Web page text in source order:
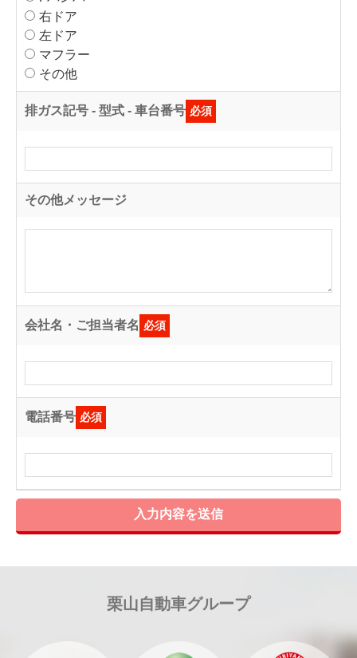
右ドア
左ドア
マフラー
その他
排ガス記号 - 型式 - 車台番号 必須
その他メッセージ
会社名・ご担当者名 必須
電話番号 必須
入力内容を送信
栗山自動車グループ